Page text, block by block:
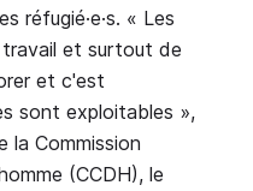
réfugié·e·s. « Les
et surtout de
et c'est
sont exploitables »,
la Commission
(CCDH), le